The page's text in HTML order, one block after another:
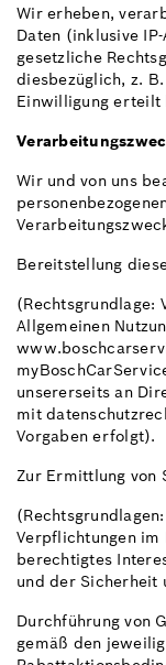
Wir erheben,
Daten (inklusive
gesetzliche
diesbezüglich, z.
Einwilligung erteilt
Wir und von uns
Bereitstellung
(Rechtsgrundlage:
Allgemeinen
unsererseits an
mit
Vorgaben erfolgt).
Zur Ermittlung von
Verpflichtungen im
berechtigtes
und der Sicherheit
Durchführung von
gemäß den